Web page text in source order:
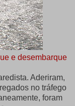
e desembarque
Aderiram,
no tráfego
foram